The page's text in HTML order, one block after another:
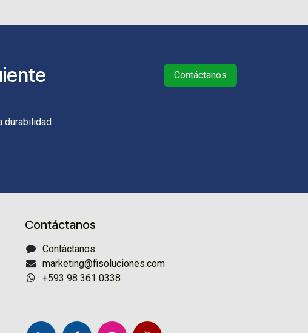
durabilidad
Contáctanos
Contáctanos
Contáctanos
marketing@fisoluciones.com
+593 98 361 0338